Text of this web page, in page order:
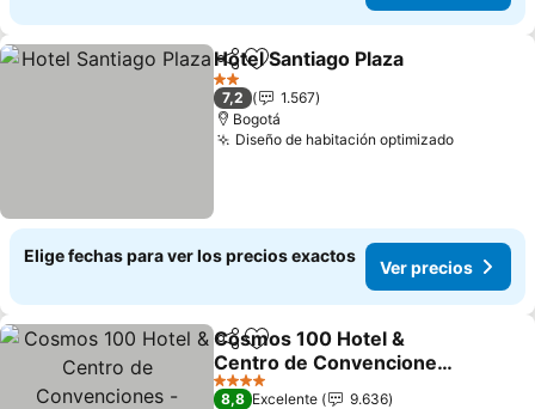
CompartirAgregar a favoritos
Hotel Santiago Plaza
2 Estrellas
7,2
1.567
Bogotá
Diseño de habitación optimizadoVer
Elige fechas para ver los precios exactos
Ver precios
CompartirAgregar a favoritos
Cosmos 100 Hotel &
Centro de Convenciones
- Hoteles Cosmos
Ver precios
4 Estrellas
8,8 Excelente
9.636